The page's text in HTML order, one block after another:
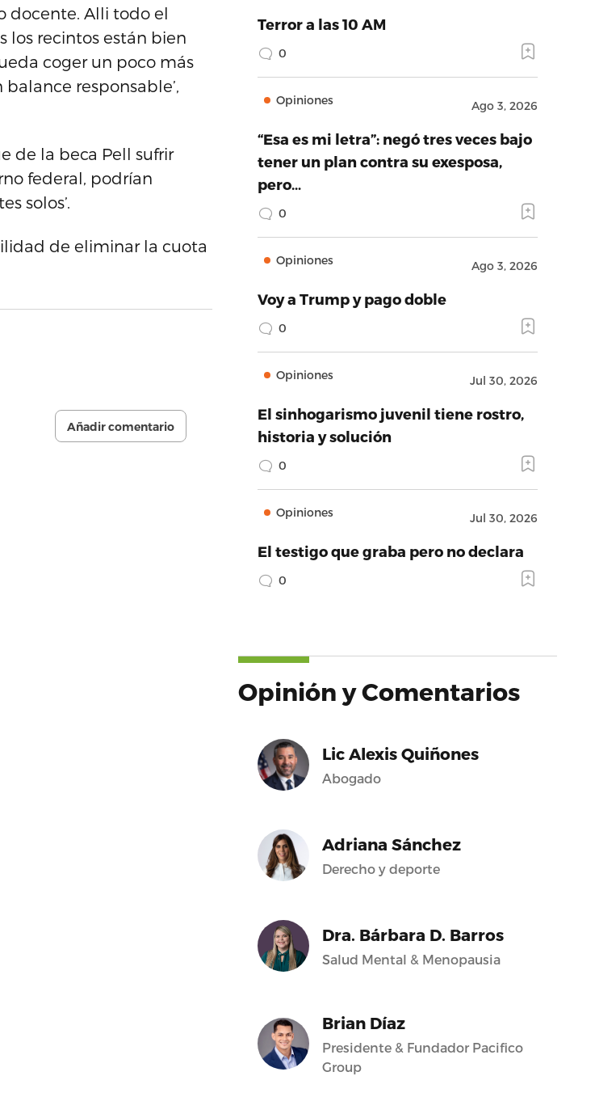
docente. Alli todo el
los recintos están bien
coger un poco más
responsable’,
de la beca Pell sufrir
federal, podrían
solos’.
de eliminar la cuota
Añadir comentario
Terror a las 10 AM
0
Opiniones Ago 3, 2026
“Esa es mi letra”: negó tres veces bajo
tener un plan contra su exesposa,
pero…
0
Opiniones Ago 3, 2026
Voy a Trump y pago doble
0
Opiniones Jul 30, 2026
El sinhogarismo juvenil tiene rostro,
historia y solución
0
Opiniones Jul 30, 2026
El testigo que graba pero no declara
0
Opinión y Comentarios
Lic Alexis Quiñones
Abogado
Adriana Sánchez
Derecho y deporte
Dra. Bárbara D. Barros
Salud Mental & Menopausia
Brian Díaz
Presidente & Fundador Pacifico
Group